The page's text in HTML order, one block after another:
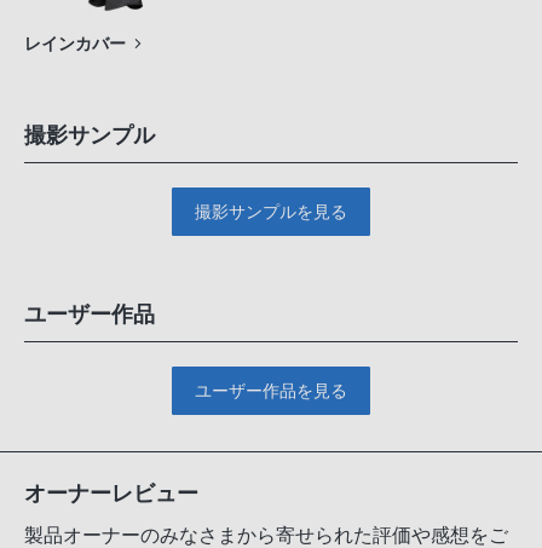
レインカバー
撮影サンプル
撮影サンプルを見る
ユーザー作品
ユーザー作品を見る
オーナーレビュー
製品オーナーのみなさまから寄せられた評価や感想をご